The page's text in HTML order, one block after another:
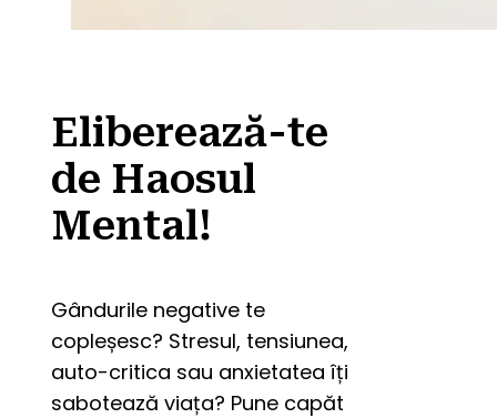
Eliberează-te
de Haosul
Mental!
Gândurile negative te
copleșesc? Stresul, tensiunea,
auto-critica sau anxietatea îți
sabotează viața? Pune capăt